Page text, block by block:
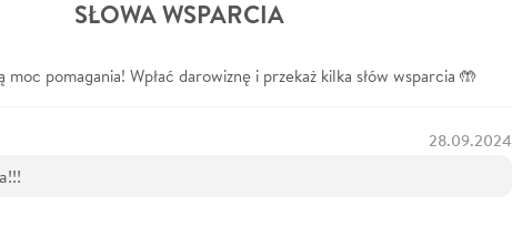
SŁOWA WSPARCIA
moc pomagania! Wpłać darowiznę i przekaż kilka słów wsparcia 🤲
28.09.2024